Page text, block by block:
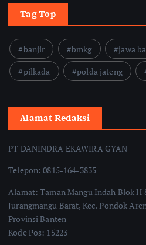
Tag Top
banjir bmkg jawa
pilkada
polda jateng
Alamat Redaksi
PT DANINDRA EKAWIRA GYAN
Telepon: 0815-164-3835
Alamat: Taman Mangu Indah Blok H
Jurangmangu Barat, Kec. Pondok
Provinsi Banten
Kode Pos: 15223